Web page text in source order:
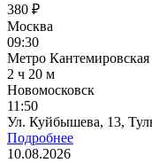
380 ₽
Москва
09:30
Метро Кантемировская
2 ч 20 м
Новомосковск
11:50
Ул. Куйбышева, 13,
Подробнее
10.08.2026